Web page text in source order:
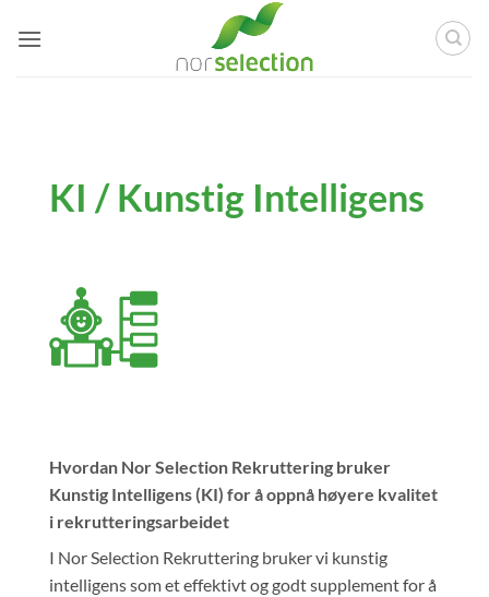
KI / Kunstig Intelligens
Hvordan Nor Selection Rekruttering bruker
Kunstig Intelligens (KI) for å oppnå høyere kvalitet
i rekrutteringsarbeidet
I Nor Selection Rekruttering bruker vi kunstig
intelligens som et effektivt og godt supplement for å